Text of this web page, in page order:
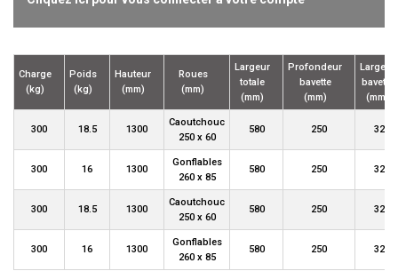
Charge
(kg)
Poids
(kg)
Hauteur
(mm)
Roues
(mm)
Largeur
totale
(mm)
Profondeur
bavette
(mm)
Largeur
bavette
(mm)
300 18.5 1300
Caoutchouc
250 x 60
580 250 320
300 16 1300
Gonflables
260 x 85
580 250 320
300 18.5 1300
Caoutchouc
250 x 60
580 250 320
300 16 1300
Gonflables
260 x 85
580 250 320